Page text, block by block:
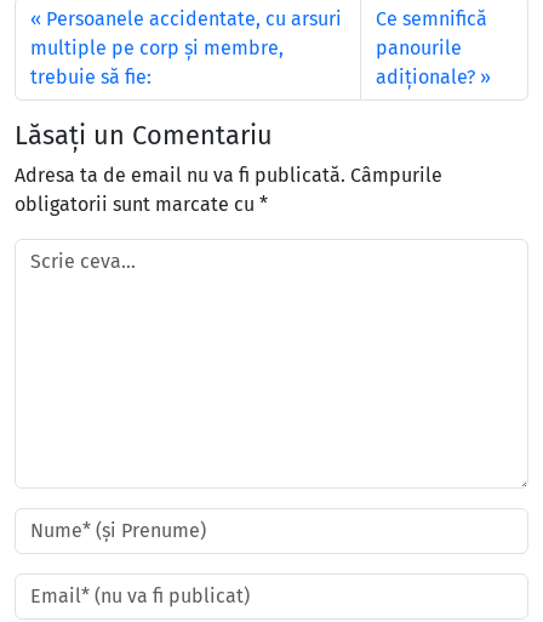
Persoanele accidentate, cu arsuri
multiple pe corp și membre,
trebuie să fie:
Ce semnifică
panourile
adiţionale?
Lăsați un Comentariu
Adresa ta de email nu va fi publicată. Câmpurile
obligatorii sunt marcate cu *